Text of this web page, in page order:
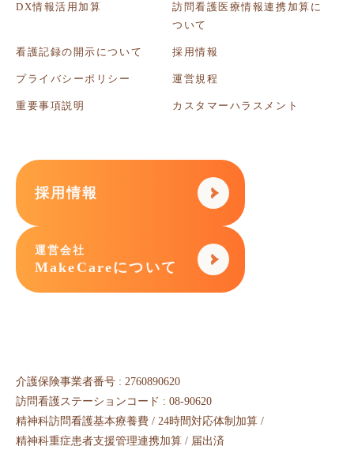
DX情報活用加算
訪問看護医療情報連携加算に
ついて
看護記録の開示について 採用情報
プライバシーポリシー 運営規程
重要事項説明 カスタマーハラスメント
採用情報
運営会社
MakeCareについて
介護保険事業者番号 : 2760890620
訪問看護ステーションコード : 08-90620
精神科訪問看護基本療養費 / 24時間対応体制加算 /
精神科重症患者支援管理連携加算 / 届出済